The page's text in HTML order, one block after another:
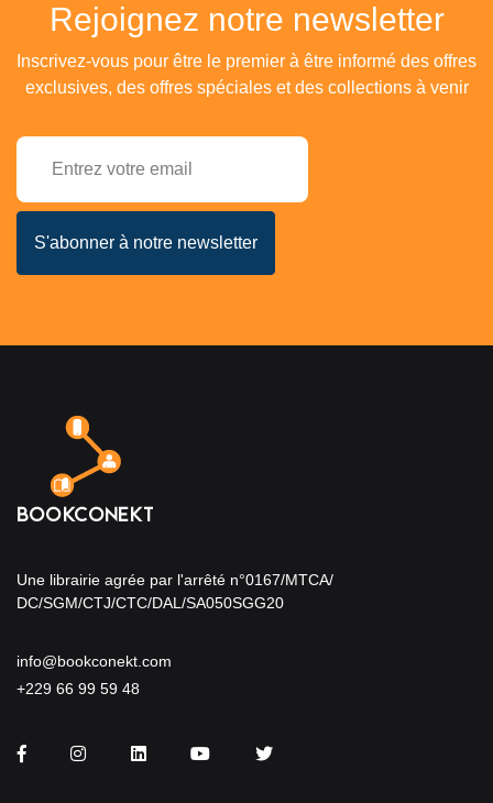
Rejoignez notre newsletter
Inscrivez-vous pour être le premier à être informé des offres
exclusives, des offres spéciales et des collections à venir
Une librairie agrée par l'arrêté n°0167/MTCA/
DC/SGM/CTJ/CTC/DAL/SA050SGG20
info@bookconekt.com
+229 66 99 59 48
FacebookInstagramLinkedInYou TubeTwitter